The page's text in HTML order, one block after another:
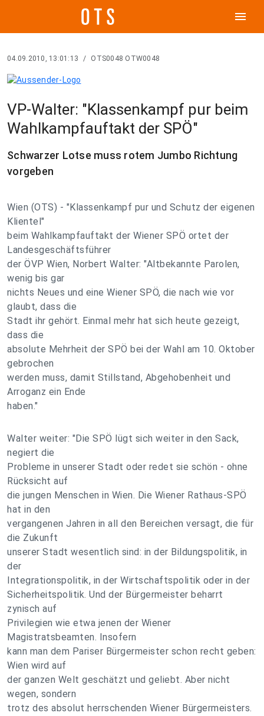
menu
04.09.2010, 13:01:13 / OTS0048 OTW0048
VP-Walter: "Klassenkampf pur beim
Wahlkampfauftakt der SPÖ"
Schwarzer Lotse muss rotem Jumbo Richtung
vorgeben
Wien (OTS) - "Klassenkampf pur und Schutz der eigenen
Klientel"
beim Wahlkampfauftakt der Wiener SPÖ ortet der
Landesgeschäftsführer
der ÖVP Wien, Norbert Walter: "Altbekannte Parolen,
wenig bis gar
nichts Neues und eine Wiener SPÖ, die nach wie vor
glaubt, dass die
Stadt ihr gehört. Einmal mehr hat sich heute gezeigt,
dass die
absolute Mehrheit der SPÖ bei der Wahl am 10. Oktober
gebrochen
werden muss, damit Stillstand, Abgehobenheit und
Arroganz ein Ende
haben."
Walter weiter: "Die SPÖ lügt sich weiter in den Sack,
negiert die
Probleme in unserer Stadt oder redet sie schön - ohne
Rücksicht auf
die jungen Menschen in Wien. Die Wiener Rathaus-SPÖ
hat in den
vergangenen Jahren in all den Bereichen versagt, die für
die Zukunft
unserer Stadt wesentlich sind: in der Bildungspolitik, in
der
Integrationspolitik, in der Wirtschaftspolitik oder in der
Sicherheitspolitik. Und der Bürgermeister beharrt
zynisch auf
Privilegien wie etwa jenen der Wiener
Magistratsbeamten. Insofern
kann man dem Pariser Bürgermeister schon recht geben:
Wien wird auf
der ganzen Welt geschätzt und geliebt. Aber nicht
wegen, sondern
trotz des absolut herrschenden Wiener Bürgermeisters.